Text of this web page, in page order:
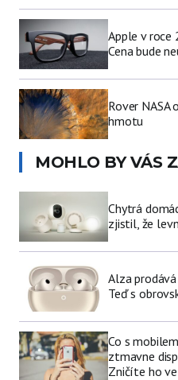
Apple v roce
Cena bude
Rover NASA
hmotu
MOHLO BY VÁS
Chytrá
zjistil, že
Alza
Teď s
Co s
ztmavne
Zničíte ho